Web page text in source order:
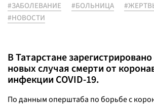
#ЗАБОЛЕВАНИЕ
#БОЛЬНИЦА
#НОВОСТИ
В Татарстане
новых случая смерти от
инфекции COVID-19.
По данным оперштаба по борьбе с